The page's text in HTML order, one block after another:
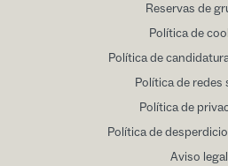
Reservas de
Política de
Política de
Política de redes
Política de
Política de
Aviso legal